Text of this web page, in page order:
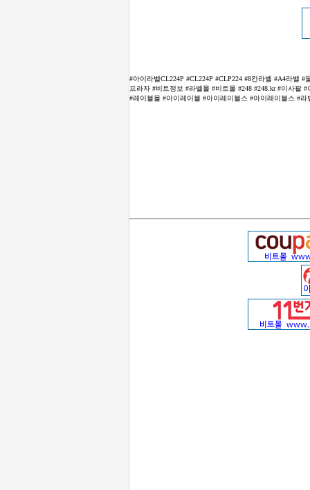
#아이라벨CL224P #CL224P #CLP224 #8칸라벨 #A4라벨
프라자 #비트정보 #라벨몰 #비트몰 #248 #248.kr #이사팔
#레이블몰 #아이레이블 #아이레이블스 #아이래이블스 #라